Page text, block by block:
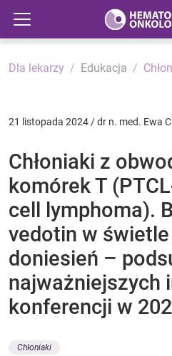
Dla lekarzy Edukacja
21 listopada 2024 / dr n. med. Ewa
Chłoniaki z
komórek T
cell lymphoma).
vedotin w
doniesień –
najważniejszych
konferencji w
Chłoniaki